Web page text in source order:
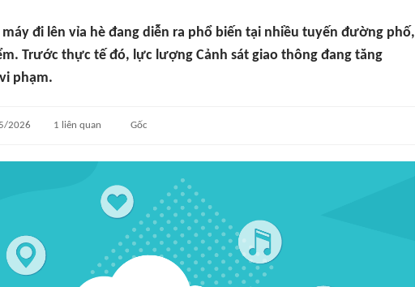
đi lên vỉa hè đang diễn ra phổ biến tại nhiều tuyến đường phố,
Trước thực tế đó, lực lượng Cảnh sát giao thông đang tăng
phạm.
2026 1 liên quan Gốc